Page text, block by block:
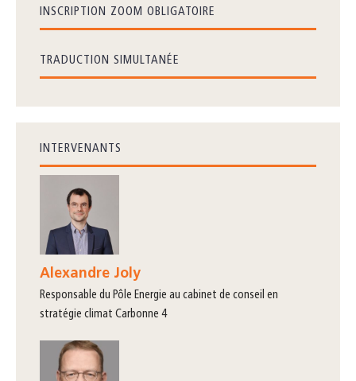
INSCRIPTION ZOOM OBLIGATOIRE
TRADUCTION SIMULTANÉE
INTERVENANTS
Alexandre Joly
responsable du Pôle Energie au cabinet de conseil en
stratégie climat Carbonne 4